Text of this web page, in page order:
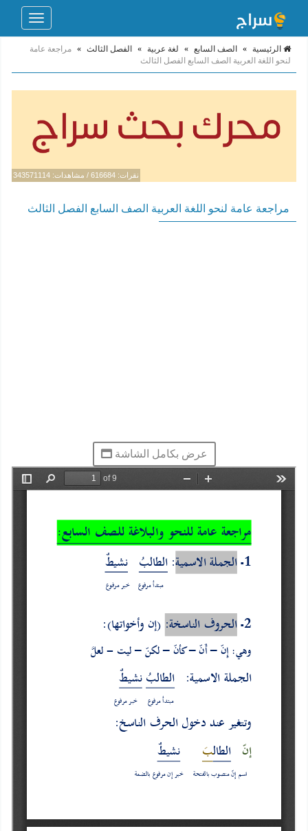
Toggle
الرئيسية » الصف السابع » لغة عربية » الفصل الثالث » مراجعة عامة
لنحو اللغة العربية الصف السابع الفصل الثالث
نقرات: 616684 / مشاهدات: 343571114
مراجعة عامة لنحو اللغة العربية الصف السابع الفصل الثالث
عرض بكامل الشاشة